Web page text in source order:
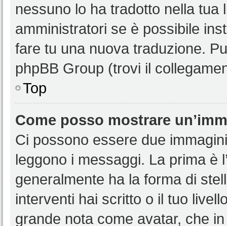
nessuno lo ha tradotto nella tua
amministratori se è possibile
fare tu una nuova traduzione.
phpBB Group (trovi il
Top
Come posso mostrare
Ci possono essere due
leggono i messaggi. La prima è
generalmente ha la forma di
interventi hai scritto o il tuo
grande nota come avatar, che